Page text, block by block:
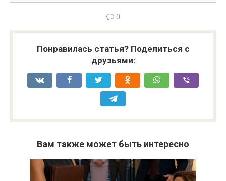
0
Понравилась статья? Поделиться с
друзьями:
Вам также может быть интересно